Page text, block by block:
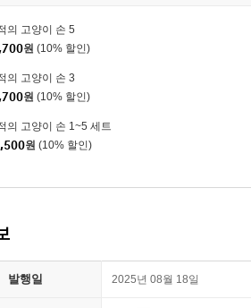
의 고양이 손 5
원 (10% 할인)
의 고양이 손 3
원 (10% 할인)
의 고양이 손 1~5 세트
원 (10% 할인)
발행일 2025년 08월 18일